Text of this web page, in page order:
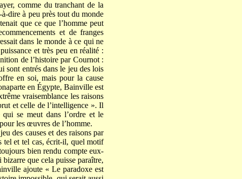
comme du tranchant de la
dire à peu près tout du monde
que ce que l’homme peut
et de franges
dans le monde à ce qui ne
et très peu en réalité :
de l’histoire par Cournot :
sont entrés dans le jeu des lois
en soi, mais pour la cause
en Égypte, Bainville est
vraisemblance les raisons
et celle de l’intelligence ». Il
qui se meut dans l’ordre et le
les œuvres de l’homme.
des causes et des raisons par
tel et tel cas, écrit-il, quel motif
bien rendu compte eux-
que cela puisse paraître,
ajoute « Le paradoxe est